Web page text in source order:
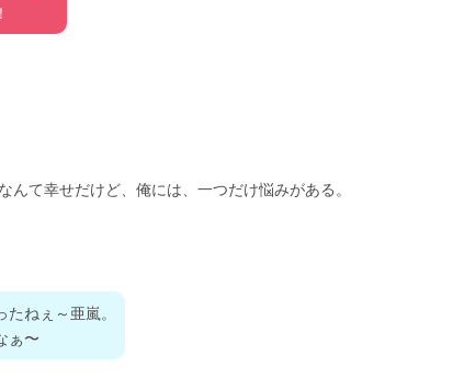
んて幸せだけど、俺には、一つだけ悩みがある。
ねぇ～亜嵐。
ぁ〜